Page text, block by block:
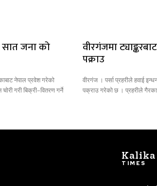
सात जना को
नेपाल प्रवेश गरेको
गरी बिक्री–वितरण गर्ने
वीरगंजमा
पक्राउ
वीरगंज । पर्सा प्रहरीले हवाई
पक्राउ गरेको छ । प्रहरीले
Kalika
TIMES